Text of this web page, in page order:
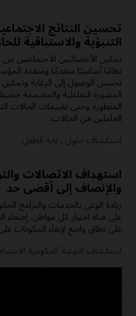
تحسين النتائج
التنبؤية والاستباقية
تمكين الأخصائيين الاجتماعيين
نظامًا أساسيًا متقدمًا ومتعدد
تحسين الوصول إلى الرعاية وتمكين
المشورة التفاعلية والمصممة
المتطورة وحتى تقييمات الحالات
العاملين في الحالات.
استكشاف حلول رعاية الطفل
استهداف الاتصالات
والإنصاف إلى أقصى حد
زيادة الوعي بالخدمات والبرامج
على قناة اختيار كل مواطن. إضفاء
على نطاق واسع لإبقاء المكونات
استكشاف التوعية الحكومية